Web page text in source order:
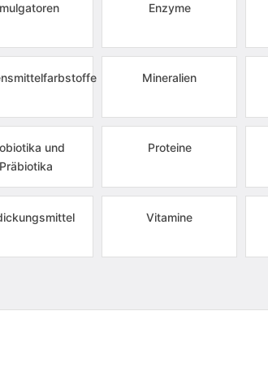
Enzyme
Mineralien
und
Präbiotika
Proteine
Vitamine